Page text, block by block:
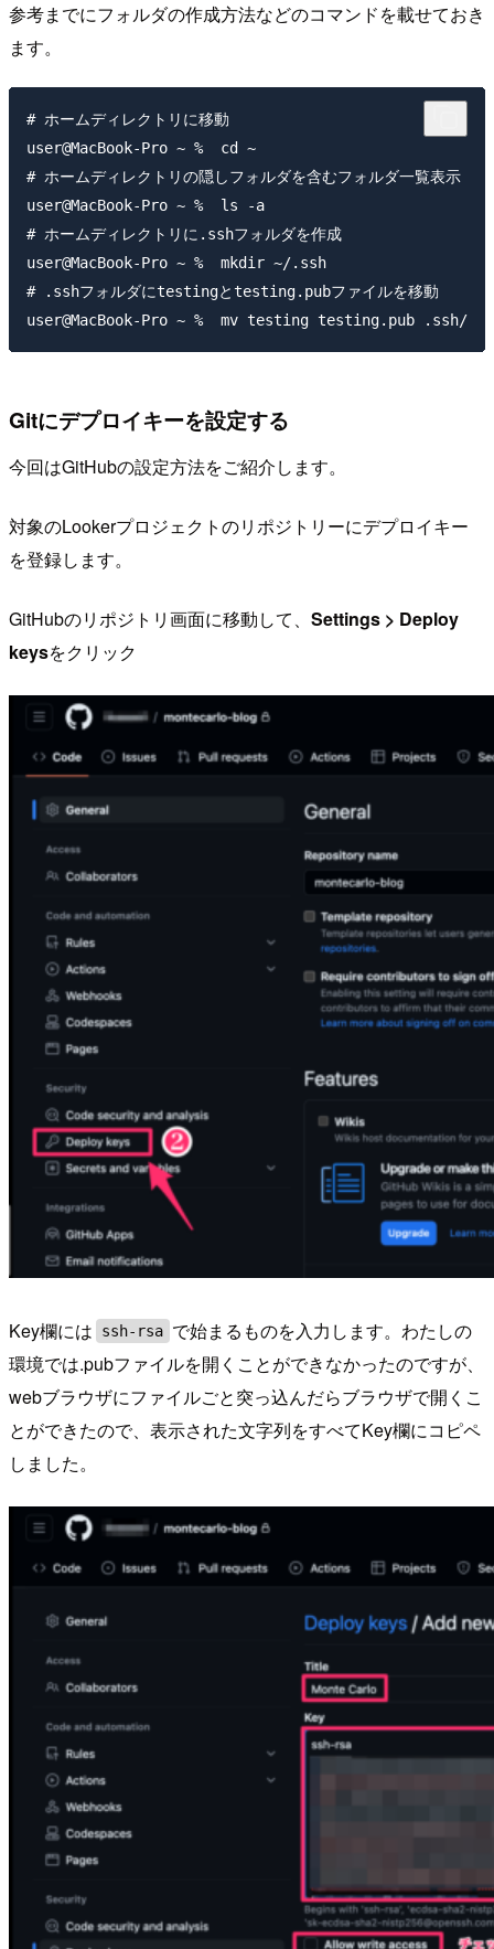
参考までにフォルダの作成方法などのコマンドを載せておき
ます。
# ホームディレクトリに移動
user@MacBook-Pro ~ %  cd ~
# ホームディレクトリの隠しフ
user@MacBook-Pro ~ %  ls -a
# ホームディレクトリに.sshフォルダを作成
user@MacBook-Pro ~ %  mkdir ~/.ssh
# .sshフォルダにtestingとtesting.pubファイルを移動
Gitにデプロイキーを設定する
今回はGitHubの設定方法をご紹介します。
対象のLookerプロジェクトのリポジトリーにデプロイキー
を登録します。
GitHubのリポジトリ画面に移動して、 Settings > Deploy
keysをクリック
Key欄には ssh-rsa で始まるものを入力します。わたしの
環境では.pubファイルを開くことができなかったのですが、
webブラウザにファイルごと突っ込んだらブラウザで開くこ
とができたので、表示された文字列をすべてKey欄にコピペ
しました。